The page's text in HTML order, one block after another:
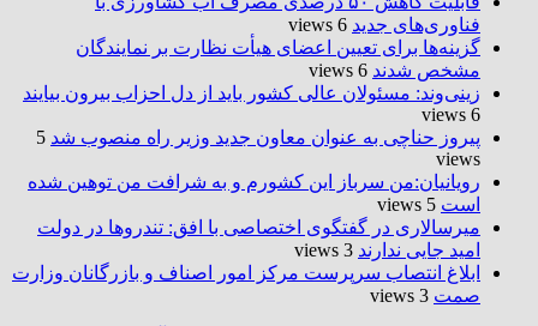
فناوری‌های جدید 6 views
گزینه‌ها برای تعیین اعضای هیأت نظارت بر نمایندگان
مشخص شدند 6 views
زینی‌وند: مسئولان عالی کشور باید از دل احزاب بیرون بیایند
6 views
پیروز حناچی به عنوان معاون جدید وزیر راه منصوب شد 5
views
رویانیان:من سرباز این کشورم و به شرافت من توهین شده
است 5 views
میرسالاری در گفتگوی اختصاصی با افق: تندروها در دولت
امید جایی ندارند 3 views
ابلاغ انتصاب سرپرست مرکز امور اصناف و بازرگانان وزارت
صمت 3 views